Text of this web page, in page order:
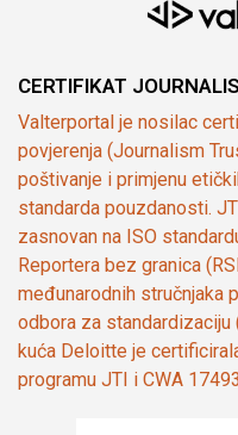
CERTIFIKAT
Valterportal je nosilac
povjerenja (Journalism
poštivanje i primjenu
standarda pouzdanosti.
zasnovan na ISO
Reportera bez granica
međunarodnih stručnjaka
odbora za standardizaciju
kuća Deloitte je
programu JTI i CWA